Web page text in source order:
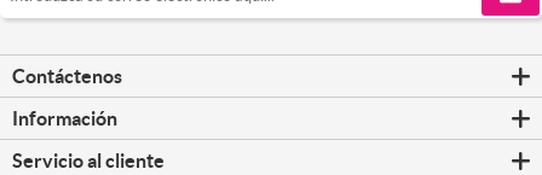
Contáctenos
Información
Servicio al cliente